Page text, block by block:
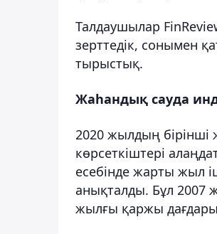
Талдаушылар
зерттедік, сонымен
тырыстық.
Жаһандық сауда
2020 жылдың
көрсеткіштері
есебінде жарты жыл
анықталды. Бұл 2007
жылғы қаржы